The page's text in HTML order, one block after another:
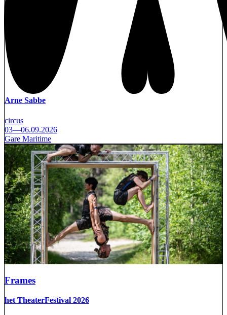
Arne Sabbe
circus
03—06.09.2026
Gare Maritime
Frames
het TheaterFestival 2026